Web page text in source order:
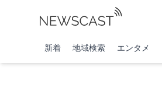
新着 地域検索 エンタメ